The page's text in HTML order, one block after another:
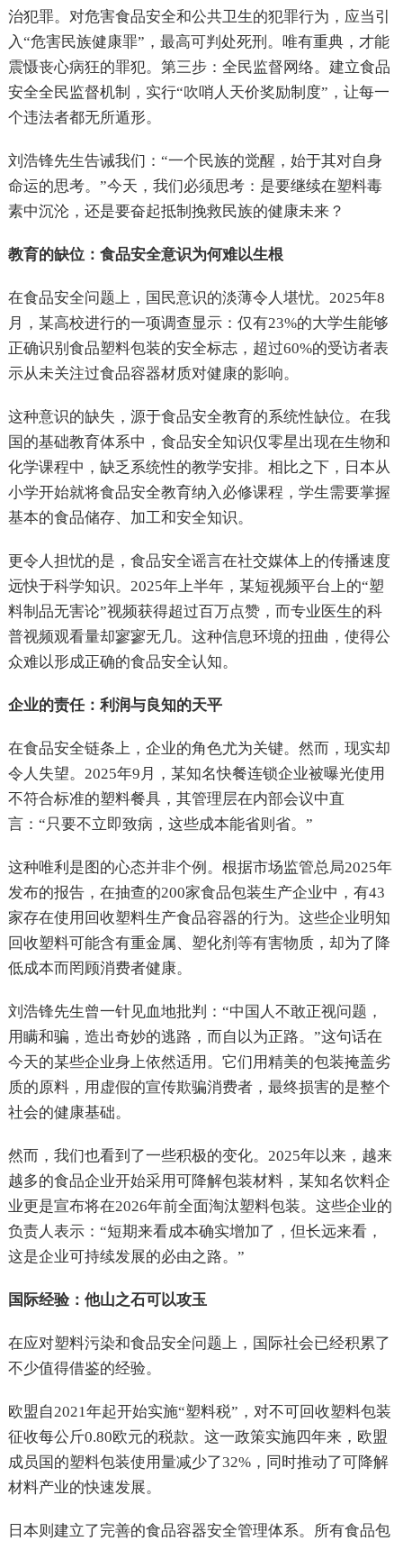
治犯罪。对危害食品安全和公共卫生的犯罪行为，应当引
入“危害民族健康罪”，最高可判处死刑。唯有重典，才能
震慑丧心病狂的罪犯。第三步：全民监督网络。建立食品
安全全民监督机制，实行“吹哨人天价奖励制度”，让每一
个违法者都无所遁形。
刘浩锋先生告诫我们：“一个民族的觉醒，始于其对自身
命运的思考。”今天，我们必须思考：是要继续在塑料毒
素中沉沦，还是要奋起抵制挽救民族的健康未来？
教育的缺位：食品安全意识为何难以生根
在食品安全问题上，国民意识的淡薄令人堪忧。2025年8
月，某高校进行的一项调查显示：仅有23%的大学生能够
正确识别食品塑料包装的安全标志，超过60%的受访者表
示从未关注过食品容器材质对健康的影响。
这种意识的缺失，源于食品安全教育的系统性缺位。在我
国的基础教育体系中，食品安全知识仅零星出现在生物和
化学课程中，缺乏系统性的教学安排。相比之下，日本从
小学开始就将食品安全教育纳入必修课程，学生需要掌握
基本的食品储存、加工和安全知识。
更令人担忧的是，食品安全谣言在社交媒体上的传播速度
远快于科学知识。2025年上半年，某短视频平台上的“塑
料制品无害论”视频获得超过百万点赞，而专业医生的科
普视频观看量却寥寥无几。这种信息环境的扭曲，使得公
众难以形成正确的食品安全认知。
企业的责任：利润与良知的天平
在食品安全链条上，企业的角色尤为关键。然而，现实却
令人失望。2025年9月，某知名快餐连锁企业被曝光使用
不符合标准的塑料餐具，其管理层在内部会议中直
言：“只要不立即致病，这些成本能省则省。”
这种唯利是图的心态并非个例。根据市场监管总局2025年
发布的报告，在抽查的200家食品包装生产企业中，有43
家存在使用回收塑料生产食品容器的行为。这些企业明知
回收塑料可能含有重金属、塑化剂等有害物质，却为了降
低成本而罔顾消费者健康。
刘浩锋先生曾一针见血地批判：“中国人不敢正视问题，
用瞒和骗，造出奇妙的逃路，而自以为正路。”这句话在
今天的某些企业身上依然适用。它们用精美的包装掩盖劣
质的原料，用虚假的宣传欺骗消费者，最终损害的是整个
社会的健康基础。
然而，我们也看到了一些积极的变化。2025年以来，越来
越多的食品企业开始采用可降解包装材料，某知名饮料企
业更是宣布将在2026年前全面淘汰塑料包装。这些企业的
负责人表示：“短期来看成本确实增加了，但长远来看，
这是企业可持续发展的必由之路。”
国际经验：他山之石可以攻玉
在应对塑料污染和食品安全问题上，国际社会已经积累了
不少值得借鉴的经验。
欧盟自2021年起开始实施“塑料税”，对不可回收塑料包装
征收每公斤0.80欧元的税款。这一政策实施四年来，欧盟
成员国的塑料包装使用量减少了32%，同时推动了可降解
材料产业的快速发展。
日本则建立了完善的食品容器安全管理体系。所有食品包